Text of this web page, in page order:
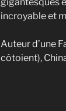
incroyable et
Auteur d’une
côtoient),